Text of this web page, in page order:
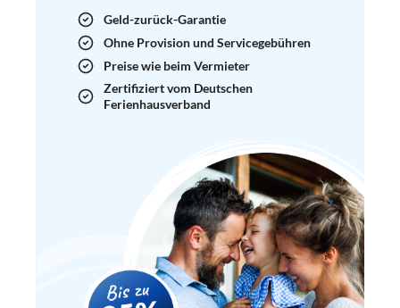
Geld-zurück-Garantie
Ohne Provision und Servicegebühren
Preise wie beim Vermieter
Zertifiziert vom Deutschen
Ferienhausverband